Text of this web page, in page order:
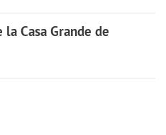
la Casa Grande de